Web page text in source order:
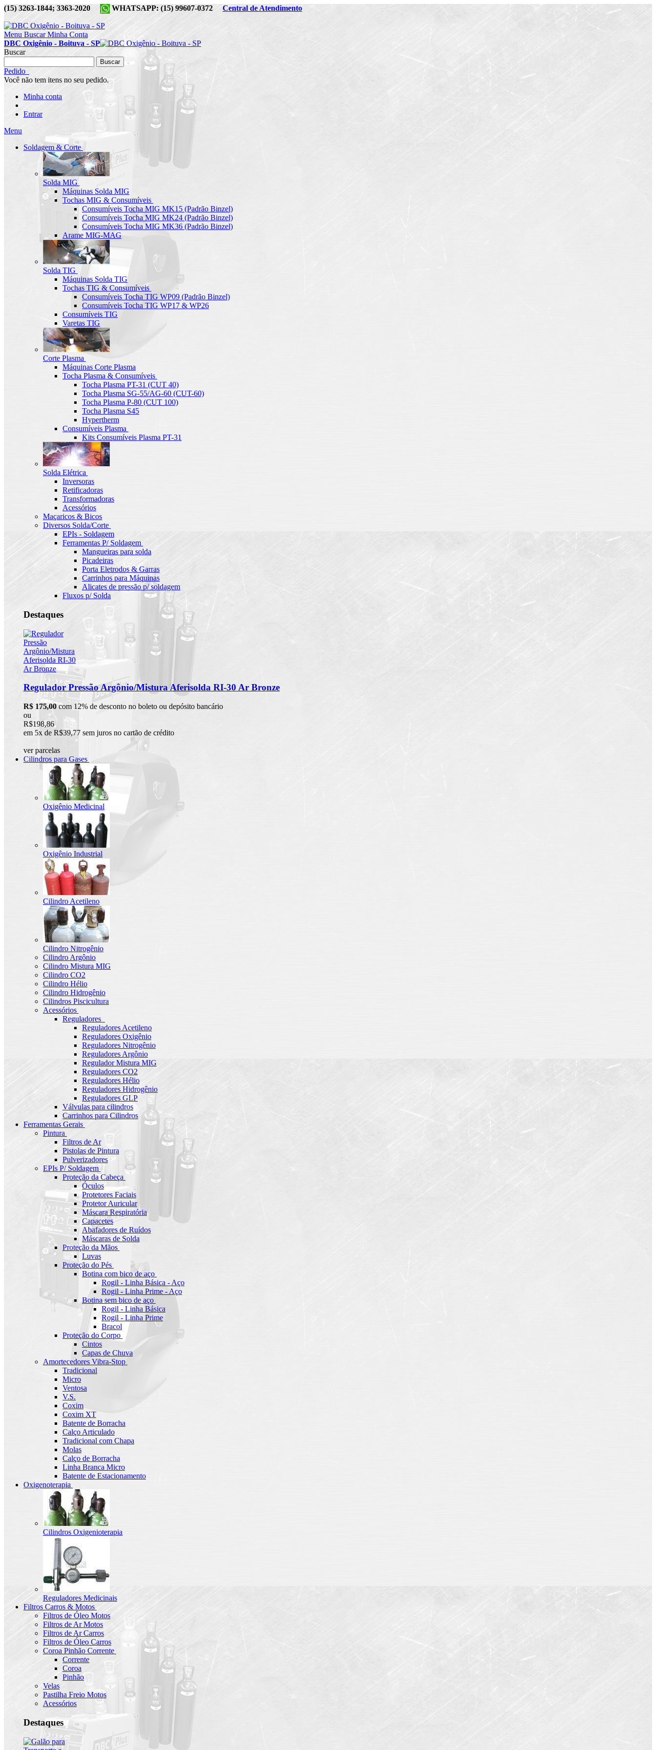
(15) 3263-1844; 3363-2020 WHATSAPP: (15) 99607-0372 Central de Atendimento
Menu Buscar Minha Conta
DBC Oxigênio - Boituva - SP
Buscar
Buscar
Pedido
Você não tem itens no seu pedido.
Minha conta
Entrar
Menu
Soldagem & Corte
Solda MIG
Máquinas Solda MIG
Tochas MIG & Consumíveis
Consumíveis Tocha MIG MK15 (Padrão Binzel)
Consumíveis Tocha MIG MK24 (Padrão Binzel)
Consumíveis Tocha MIG MK36 (Padrão Binzel)
Arame MIG-MAG
Solda TIG
Máquinas Solda TIG
Tochas TIG & Consumíveis
Consumíveis Tocha TIG WP09 (Padrão Binzel)
Consumíveis Tocha TIG WP17 & WP26
Consumíveis TIG
Varetas TIG
Corte Plasma
Máquinas Corte Plasma
Tocha Plasma & Consumíveis
Tocha Plasma PT-31 (CUT 40)
Tocha Plasma SG-55/AG-60 (CUT-60)
Tocha Plasma P-80 (CUT 100)
Tocha Plasma S45
Hypertherm
Consumíveis Plasma
Kits Consumíveis Plasma PT-31
Solda Elétrica
Inversoras
Retificadoras
Transformadoras
Acessórios
Maçaricos & Bicos
Diversos Solda/Corte
EPIs - Soldagem
Ferramentas P/ Soldagem
Mangueiras para solda
Picadeiras
Porta Eletrodos & Garras
Carrinhos para Máquinas
Alicates de pressão p/ soldagem
Fluxos p/ Solda
Destaques
Regulador Pressão Argônio/Mistura Aferisolda RI-30 Ar Bronze
R$ 175,00com 12% de desconto no boleto ou depósito bancário
ou
R$198,86
em 5x de R$39,77 sem juros no cartão de crédito
ver parcelas
Cilindros para Gases
Oxigênio Medicinal
Oxigênio Industrial
Cilindro Acetileno
Cilindro Nitrogênio
Cilindro Argônio
Cilindro Mistura MIG
Cilindro CO2
Cilindro Hélio
Cilindro Hidrogênio
Cilindros Piscicultura
Acessórios
Reguladores
Reguladores Acetileno
Reguladores Oxigênio
Reguladores Nitrogênio
Reguladores Argônio
Regulador Mistura MIG
Reguladores CO2
Reguladores Hélio
Reguladores Hidrogênio
Reguladores GLP
Válvulas para cilindros
Carrinhos para Cilindros
Ferramentas Gerais
Pintura
Filtros de Ar
Pistolas de Pintura
Pulverizadores
EPIs P/ Soldagem
Proteção da Cabeça
Óculos
Protetores Faciais
Protetor Auricular
Máscara Respiratória
Capacetes
Abafadores de Ruídos
Máscaras de Solda
Proteção da Mãos
Luvas
Proteção do Pés
Botina com bico de aço
Rogil - Linha Básica - Aço
Rogil - Linha Prime - Aço
Botina sem bico de aço
Rogil - Linha Básica
Rogil - Linha Prime
Bracol
Proteção do Corpo
Cintos
Capas de Chuva
Amortecedores Vibra-Stop
Tradicional
Micro
Ventosa
V.S.
Coxim
Coxim XT
Batente de Borracha
Calço Articulado
Tradicional com Chapa
Molas
Calço de Borracha
Linha Branca Micro
Batente de Estacionamento
Oxigenoterapia
Cilindros Oxigenioterapia
Reguladores Medicinais
Filtros Carros & Motos
Filtros de Óleo Motos
Filtros de Ar Motos
Filtros de Ar Carros
Filtros de Óleo Carros
Coroa Pinhão Corrente
Corrente
Coroa
Pinhão
Velas
Pastilha Freio Motos
Acessórios
Destaques